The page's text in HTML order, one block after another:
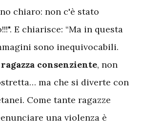
chiaro: non c'è stato
E chiarisce: “Ma in questa
sono inequivocabili.
consenziente, non
ma che si diverte con
Come tante ragazze
una violenza è